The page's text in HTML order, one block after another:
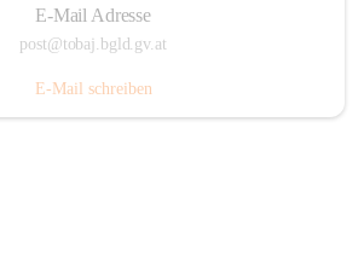
E-Mail Adresse
post@tobaj.bgld.gv.at
E-Mail schreiben